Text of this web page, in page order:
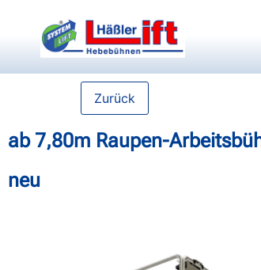
Zurück
ab 7,80m Raupen-
neu